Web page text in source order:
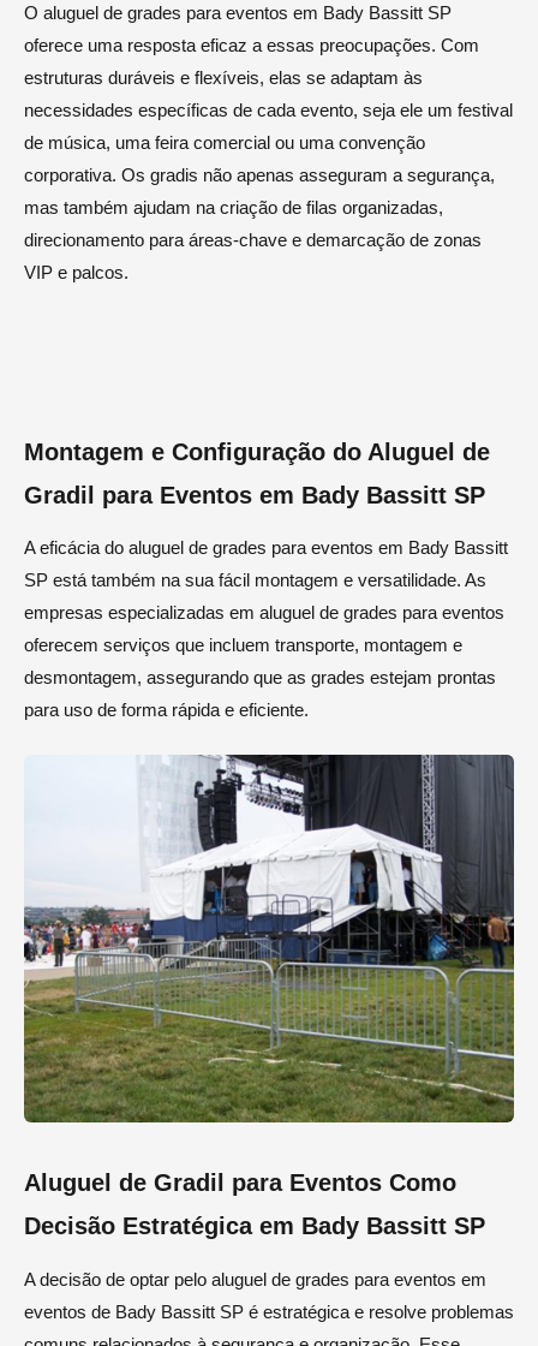
O aluguel de grades para eventos em Bady Bassitt SP
oferece uma resposta eficaz a essas preocupações. Com
estruturas duráveis e flexíveis, elas se adaptam às
necessidades específicas de cada evento, seja ele um festival
de música, uma feira comercial ou uma convenção
corporativa. Os gradis não apenas asseguram a segurança,
mas também ajudam na criação de filas organizadas,
direcionamento para áreas-chave e demarcação de zonas
VIP e palcos.
Montagem e Configuração do Aluguel de
Gradil para Eventos em Bady Bassitt SP
A eficácia do aluguel de grades para eventos em Bady Bassitt
SP está também na sua fácil montagem e versatilidade. As
empresas especializadas em aluguel de grades para eventos
oferecem serviços que incluem transporte, montagem e
desmontagem, assegurando que as grades estejam prontas
para uso de forma rápida e eficiente.
Aluguel de Gradil para Eventos Como
Decisão Estratégica em Bady Bassitt SP
A decisão de optar pelo aluguel de grades para eventos em
eventos de Bady Bassitt SP é estratégica e resolve problemas